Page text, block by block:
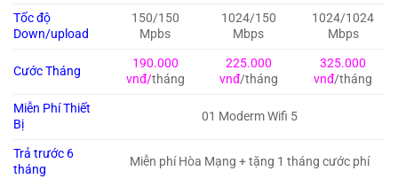
Tốc độ
Down/upload
150/150
Mpbs
1024/150
Mbps
1024/1024
Mbps
Cước Tháng
190.000
vnđ/tháng
225.000
vnđ/tháng
325.000
vnđ/tháng
Miễn Phí Thiết
Bị
01 Moderm Wifi 5
Trả trước 6
tháng
Miễn phí Hòa Mạng + tặng 1 tháng cước phí